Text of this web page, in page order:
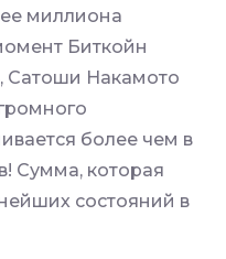
миллиона
Биткойн
Сатоши Накамото
более чем в
Сумма, которая
состояний в